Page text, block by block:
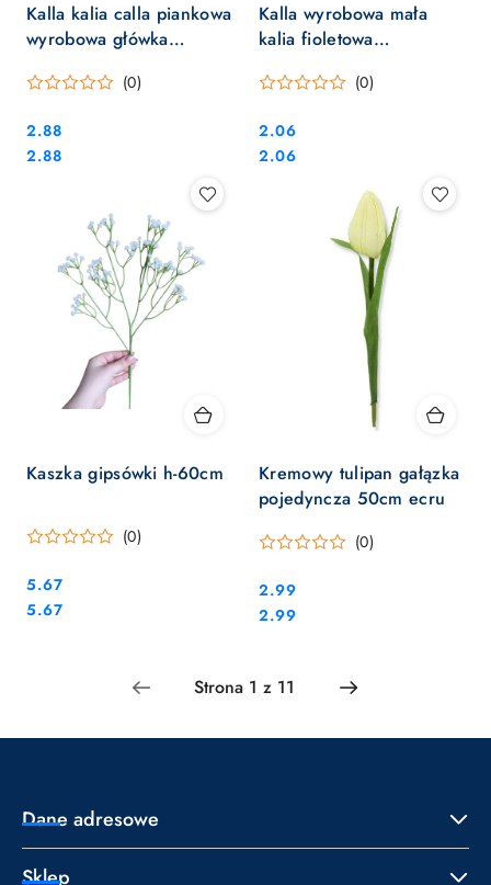
Kalla kalia calla piankowa
wyrobowa główka
(0)
Cena:
2.88
Cena:
2.88
Kalla wyrobowa mała
kalia fioletowa
(0)
Cena:
2.06
Cena:
2.06
Kaszka gipsówki h-60cm
(0)
Cena:
5.67
Cena:
5.67
Kremowy tulipan gałązka
pojedyncza 50cm ecru
(0)
Cena:
2.99
Cena:
2.99
Dane adresowe
Sklep